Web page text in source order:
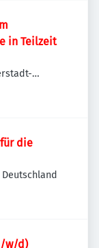
in Teilzeit
die
Deutschland
w/d)